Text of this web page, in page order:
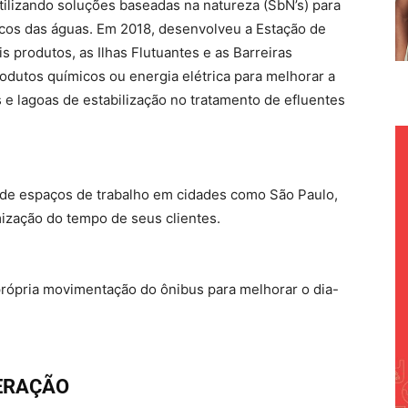
soluções baseadas na natureza (SbN’s) para
das águas. Em 2018, desenvolveu a Estação de
produtos, as Ilhas Flutuantes e as Barreiras
químicos ou energia elétrica para melhorar a
lagoas de estabilização no tratamento de efluentes
espaços de trabalho em cidades como São Paulo,
do tempo de seus clientes.
movimentação do ônibus para melhorar o dia-